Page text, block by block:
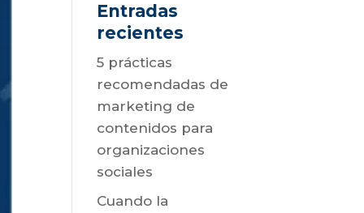
Entradas
recientes
5 prácticas
recomendadas de
marketing de
contenidos para
organizaciones
sociales
Cuando la